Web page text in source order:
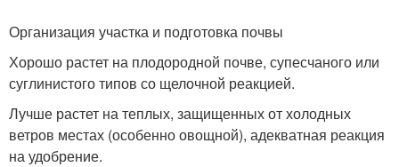
Организация участка и подготовка почвы
Хорошо растет на плодородной почве, супесчаного или
суглинистого типов со щелочной реакцией.
Лучше растет на теплых, защищенных от холодных
ветров местах (особенно овощной), адекватная реакция
на удобрение.